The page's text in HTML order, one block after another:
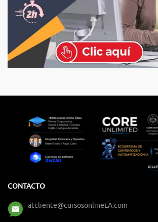
CONTACTO
atcliente@cursosonlineLA.com